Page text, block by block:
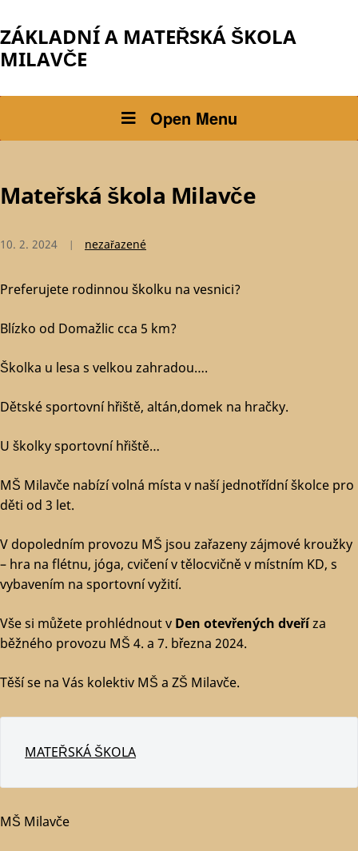
ZÁKLADNÍ A MATEŘSKÁ ŠKOLA
MILAVČE
Open Menu
Mateřská škola Milavče
10. 2. 2024 nezařazené
Preferujete rodinnou školku na vesnici?
Blízko od Domažlic cca 5 km?
Školka u lesa s velkou zahradou….
Dětské sportovní hřiště, altán,domek na hračky.
U školky sportovní hřiště…
MŠ Milavče nabízí volná místa v naší jednotřídní školce pro
děti od 3 let.
V dopoledním provozu MŠ jsou zařazeny zájmové kroužky
– hra na flétnu, jóga, cvičení v tělocvičně v místním KD, s
vybavením na sportovní vyžití.
Vše si můžete prohlédnout v Den otevřených dveříza
běžného provozu MŠ 4. a 7. března 2024.
Těší se na Vás kolektiv MŠ a ZŠ Milavče.
MATEŘSKÁ ŠKOLA
MŠ Milavče